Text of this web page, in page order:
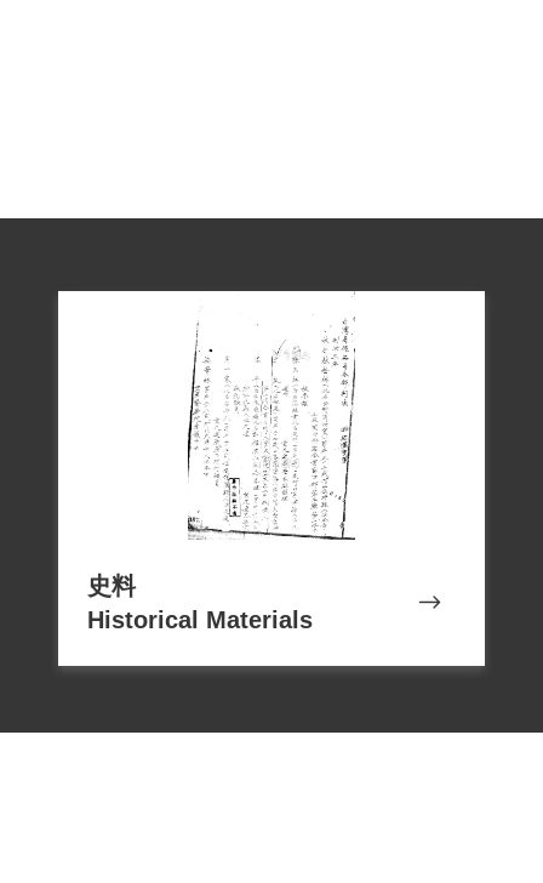
史料
Historical Materials